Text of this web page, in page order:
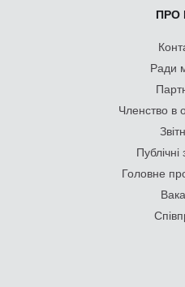
ПРО
Ради
Членство в
Публічні
Головне